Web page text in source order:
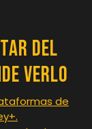
del
Verlo
de